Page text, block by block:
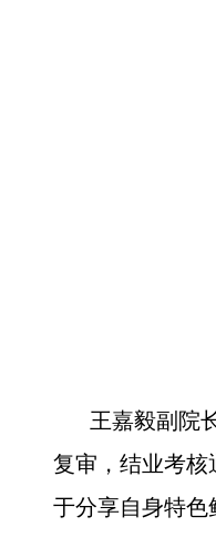
王嘉毅副院
复审，结业考核
于分享自身特色